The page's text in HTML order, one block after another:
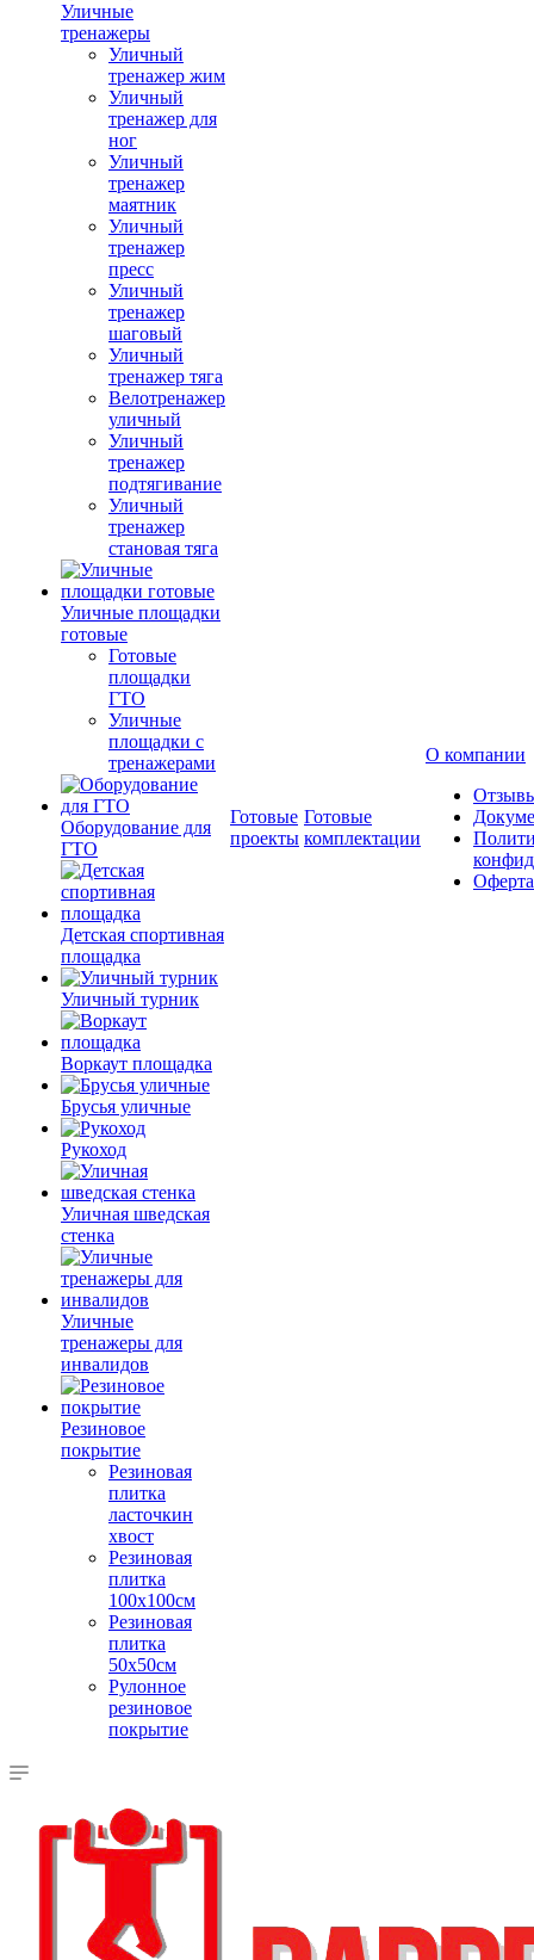
Уличные
тренажеры
Уличный
тренажер жим
Уличный
тренажер для
ног
Уличный
тренажер
маятник
Уличный
тренажер
пресс
Уличный
тренажер
шаговый
Уличный
тренажер тяга
Велотренажер
уличный
Уличный
тренажер
подтягивание
Уличный
тренажер
становая тяга
Уличные площадки
готовые
Готовые
площадки
ГТО
Уличные
площадки с
тренажерами
Оборудование для
ГТО
Детская спортивная
площадка
Уличный турник
Воркаут площадка
Брусья уличные
Рукоход
Уличная шведская
стенка
Уличные
тренажеры для
инвалидов
Резиновое
покрытие
Резиновая
плитка
ласточкин
хвост
Резиновая
плитка
100х100см
Резиновая
плитка
50х50см
Рулонное
резиновое
покрытие
Готовые
проекты
Готовые
комплектации
О компании
Оферта